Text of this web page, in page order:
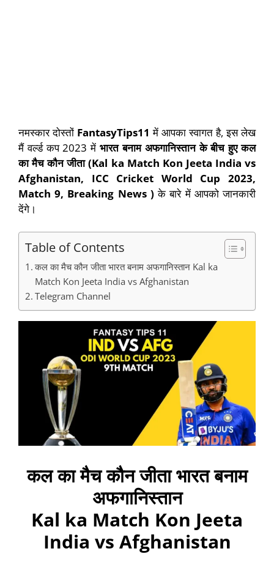
नमस्कार दोस्तों FantasyTips11 में आपका स्वागत है, इस लेख
मैं वर्ल्ड कप 2023 मेंभारत बनाम अफगानिस्तान के बीच हुए कल
का मैच कौन जीता (Kal ka Match Kon Jeeta India vs
Afghanistan, ICC Cricket World Cup 2023,
Match 9, Breaking News ) के बारे में आपको जानकारी
देंगे।
Table of Contents
कल का मैच कौन जीता भारत बनाम अफगानिस्तान Kal ka
Match Kon Jeeta India vs Afghanistan
Telegram Channel
कल का मैच कौन जीता भारत बनाम
अफगानिस्तान
Kal ka Match Kon Jeeta
India vs Afghanistan